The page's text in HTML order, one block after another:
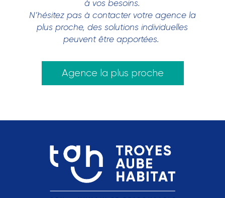
à vos besoins.
N’hésitez pas à contacter votre agence la
plus proche, des solutions individuelles
peuvent être apportées.
Agence la plus proche